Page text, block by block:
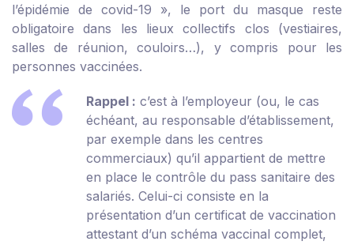
l’épidémie de covid-19 », le port du masque reste
obligatoire dans les lieux collectifs clos (vestiaires,
salles de réunion, couloirs…), y compris pour les
personnes vaccinées.
Rappel : c’est à l’employeur (ou, le cas
échéant, au responsable d’établissement,
par exemple dans les centres
commerciaux) qu’il appartient de mettre
en place le contrôle du pass sanitaire des
salariés. Celui-ci consiste en la
présentation d’un certificat de vaccination
attestant d’un schéma vaccinal complet,